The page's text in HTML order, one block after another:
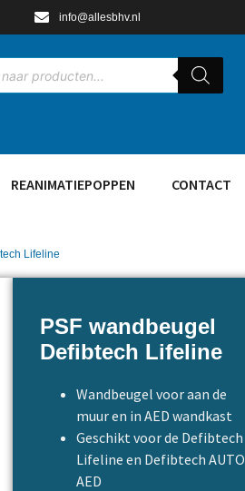
info@allesbhv.nl
REANIMATIEPOPPEN CONTACT
Lifeline
PSF wandbeugel
Defibtech Lifeline
Wandbeugel voor aan de
muur en in AED wandkast
Geschikt voor de Defibtech
Lifeline en Defibtech AUTO
AED